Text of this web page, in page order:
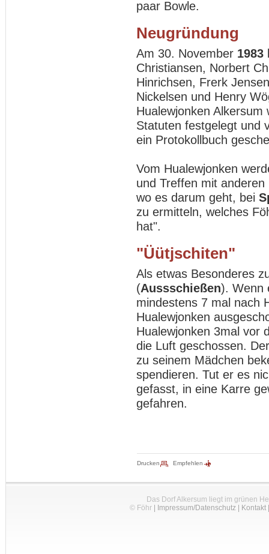
paar Bowle.
Neugründung
Am 30. November 1983
Christiansen, Norbert
Hinrichsen, Frerk
Nickelsen und Henry
Hualewjonken
Statuten festgelegt und
ein Protokollbuch
Vom Hualewjonken
und Treffen mit
wo es darum geht, bei
zu ermitteln, welches
hat".
"Üütjschiten"
Als etwas Besonderes
(Aussschießen). Wenn
mindestens 7 mal nach
Hualewjonken
Hualewjonken 3mal vor
die Luft geschossen.
zu seinem Mädchen
spendieren. Tut er es
gefasst, in eine Karre
gefahren.
Drucken Empfehlen
Das Dorf Alkersum liegt im grünen
© Föhr| Impressum/Datenschutz| Kontakt